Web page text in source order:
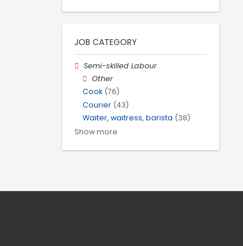
JOB CATEGORY
Semi-skilled Labour
Other
Cook (76)
Courier (43)
Waiter, waitress, barista (38)
Show more